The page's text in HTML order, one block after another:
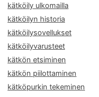
kätköily ulkomailla
kätköilyn historia
kätköilysovellukset
kätköilyvarusteet
kätkön etsiminen
kätkön piilottaminen
kätköpurkin tekeminen